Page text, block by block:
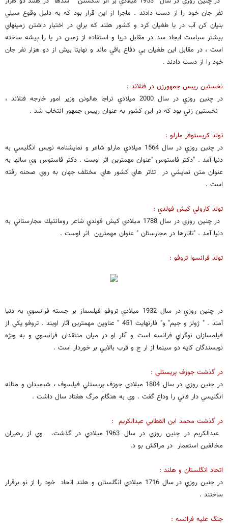
نفر جان خود را از دست دادند . ماجرا از اين قرار بود كه به دليل وقوع سيلي
بنيان كن آب در يا طغيان كرد و كشور هلند كه براي در اختيار داشتن زمينهاي
بيشتر سياست ايجاد سد در مقابل دريا و استفاده از زمين در يا را پيشه ساخته
است ، در مقابل اين طغيان بي دفاع باقي ماند و نهايتا بيش از دو هزار نفر جان
خود را از دست دادند .
نخستين رييس جمهورزن در فنلاند :
در چنين روزي در سال 2000 ميلادي تراجا هالونن وزير امور خارجه فنلاند ،
نخستين زني بود كه در اين كشور به عنوان رييس جمهور انتخاب شد .
تولد كريستوفر مارلو :
در چنين روزي در سال 1564 ميلادي مارلو شاعر و نمايشنامه نويس انگليسي به
دنيا آمد . "دكتر فاستوس "عنوان مهمترين اثر اوست . دكتر فاستوس وي سالها به
عنوان متن نمايشي در تئاتر هاي كشور هاي مختلف جهان به روي صحنه رفته
است .
تولد كارولي كيش فولدي :
در چنين روزي در سال 1788 ميلادي كيش فولدي شاعر رومانتيك مجارستاني به
دنيا آمد . "تاتارها در مجارستان " عنوان مهمترين اثر اوست .
تولد فرانسوا تروفو :
در چنين روزي در سال 1932 ميلادي تروفو فيلسماز بر جسته فرانسوي به دنيا
آمند . " ژولز و جيم" و" فارنهايت 451 " عناوين مهمترين آثار اويند . تروفو يكي از
فيلمسازان نوگراي فرانسه است و آثار او در ميان منتقدان فرانسوي و به ويژه
نويسندگان كايه دو سينما از ار ج و قرب بالايي بر خوردار است .
در گذشت جوزف پريستلي :
در چنين روزي در سال 1804 ميلادي جوزف پريستلي فيلسوف ، شيميدان و متاله
انگليسي دار فاني را وداع گفت . وي به هنگام مرگ هفتاد سال داشت .
در گذشت محمد ابن القطابي عبدالكريم :
عبدالكريم در چنين روزي در سال 1963 ميلادي در گذشت. وي از رهبران
مخالفين استعمار در مراكش بو د.
اتحاد انگلستان و هلند :
در چنين روزي در سال 1716 ميلادي انگلستان و هلند اتحاد خود را از نو برقرار
ساختند .
جنگ عليه فرانسه :